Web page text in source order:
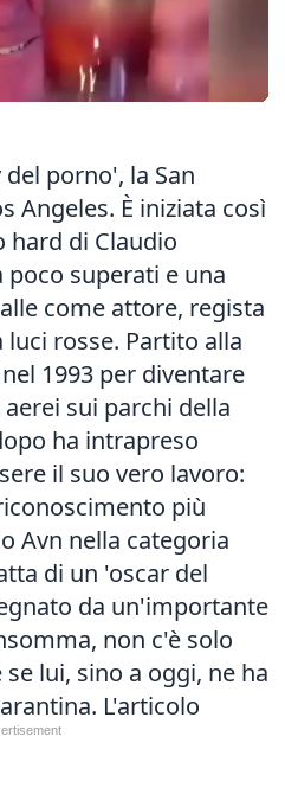
porno', la San
Angeles. È iniziata così
hard di Claudio
poco superati e una
come attore, regista
rosse. Partito alla
1993 per diventare
sui parchi della
ha intrapreso
il suo vero lavoro:
più
Avn nella categoria
di un 'oscar del
da un'importante
non c'è solo
lui, sino a oggi, ne ha
L'articolo